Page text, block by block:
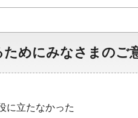
めにみなさまのご
に立たなかった